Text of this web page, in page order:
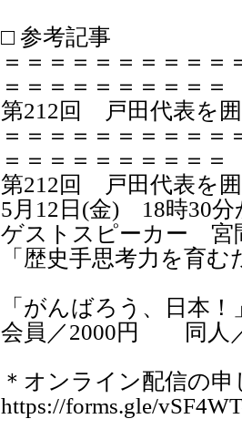
□ 参考記事
＝＝＝＝＝＝＝＝＝＝
＝＝＝＝＝＝＝＝＝＝
第212回 戸田代表を
＝＝＝＝＝＝＝＝＝＝
＝＝＝＝＝＝＝＝＝＝
第212回 戸田代表を
5月12日(金) 18時30分
ゲストスピーカー 宮
「歴史手思考力を育む
「がんばろう、日本
会員／2000円 同人
＊オンライン配信の
https://forms.gle/